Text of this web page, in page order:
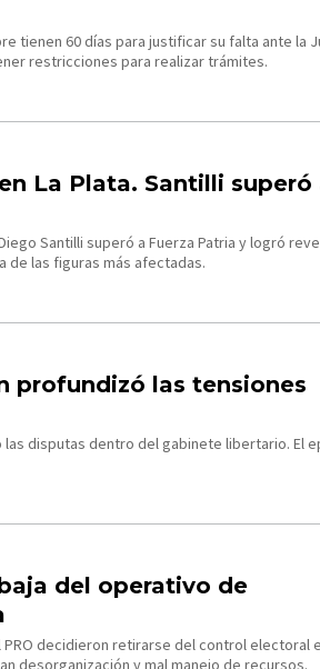
tienen 60 días para justificar su falta ante la
restricciones para realizar trámites.
La Plata. Santilli superó
Santilli superó a Fuerza Patria y logró
de las figuras más afectadas.
profundizó las tensiones
disputas dentro del gabinete libertario. El
del operativo de
decidieron retirarse del control electoral
desorganización y mal manejo de recursos.